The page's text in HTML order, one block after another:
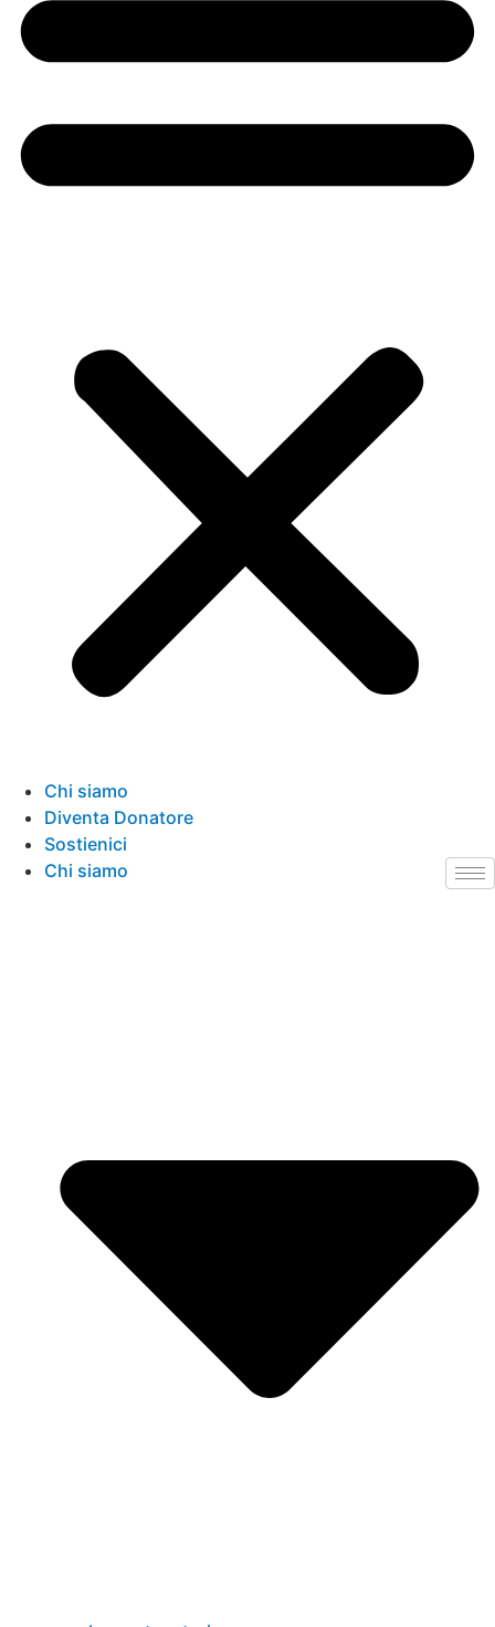
Chi siamo
Diventa Donatore
Sostienici
Chi siamo